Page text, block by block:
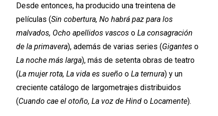
Desde entonces, ha producido una treintena de
películas (Sin cobertura, No habrá paz para los
malvados, Ocho apellidos vascos o La consagración
de la primavera), además de varias series (Gigantes o
La noche más larga), más de setenta obras de teatro
(La mujer rota, La vida es sueño o La ternura) y un
creciente catálogo de largometrajes distribuidos
(Cuando cae el otoño, La voz de Hind o Locamente).